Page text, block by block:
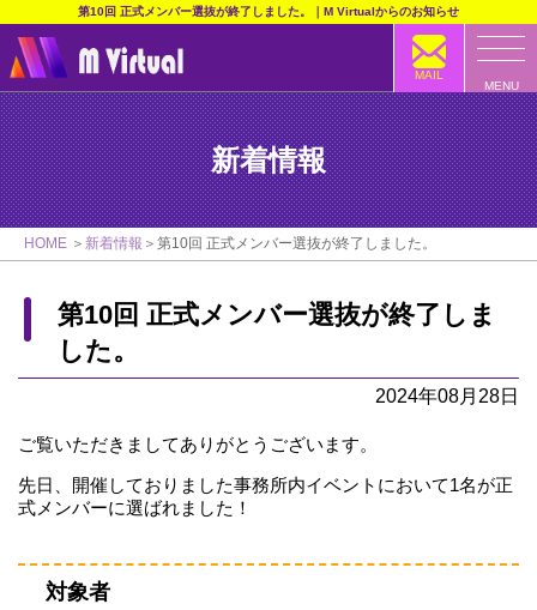
第10回 正式メンバー選抜が終了しました。｜M Virtualからのお知らせ
MENU
MAIL
新着情報
HOME 新着情報 第10回 正式メンバー選抜が終了しました。
第10回 正式メンバー選抜が終了しま
した。
2024年08月28日
ご覧いただきましてありがとうございます。
先日、開催しておりました事務所内イベントにおいて1名が正
式メンバーに選ばれました！
対象者